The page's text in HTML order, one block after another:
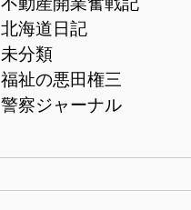
北海道日記
未分類
福祉の悪田権三
警察ジャーナル